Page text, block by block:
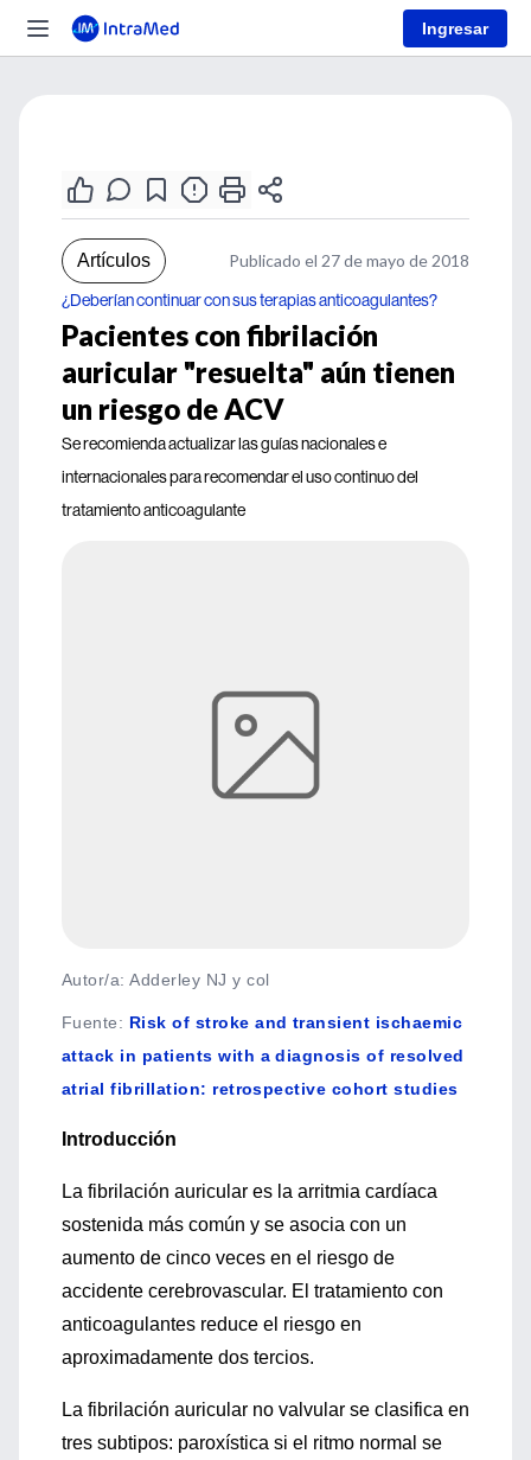
Ingresar
Artículos Publicado el 27 de mayo de 2018
¿Deberían continuar con sus terapias anticoagulantes?
Pacientes con fibrilación
auricular "resuelta" aún tienen
un riesgo de ACV
Se recomienda actualizar las guías nacionales e
internacionales para recomendar el uso continuo del
tratamiento anticoagulante
Autor/a: Adderley NJ y col
Fuente: Risk of stroke and transient ischaemic
attack in patients with a diagnosis of resolved
atrial fibrillation: retrospective cohort studies
Introducción
La fibrilación auricular es la arritmia cardíaca
sostenida más común y se asocia con un
aumento de cinco veces en el riesgo de
accidente cerebrovascular. El tratamiento con
anticoagulantes reduce el riesgo en
aproximadamente dos tercios.
La fibrilación auricular no valvular se clasifica en
tres subtipos: paroxística si el ritmo normal se